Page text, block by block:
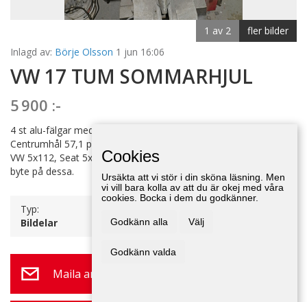
fler bilder
1 av 2
Inlagd av: Börje Olsson 1 jun 16:06
VW 17 TUM SOMMARHJUL
5 900 :-
4 st alu-fälgar med Konti Bear Paw 225/55x17. Bultcirkel 5x112.
Centrumhål 57,1 passar även på
VW 5x112, Seat 5x112, Skoda 5x112, bara byta emblem. Vi tar
byte på dessa.
Typ:
Bildelar
Maila annonsör
Cookies
Ursäkta att vi stör i din sköna läsning. Men
vi vill bara kolla av att du är okej med våra
cookies. Bocka i dem du godkänner.
Godkänn alla Välj
Godkänn valda